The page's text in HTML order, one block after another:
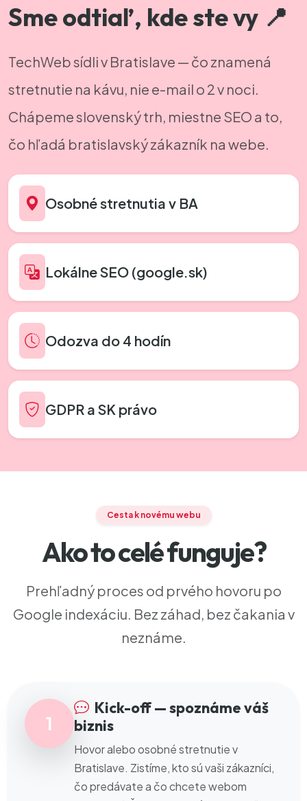
Sme odtiaľ, kde ste vy 📍
TechWeb sídli v Bratislave — čo znamená
stretnutie na kávu, nie e-mail o 2 v noci.
Chápeme slovenský trh, miestne SEO a to,
čo hľadá bratislavský zákazník na webe.
Osobné stretnutia v BA
Lokálne SEO (google.sk)
Odozva do 4 hodín
GDPR a SK právo
Cesta k novému webu
Ako to celé funguje?
Prehľadný proces od prvého hovoru po
Google indexáciu. Bez záhad, bez čakania v
neznáme.
1
Kick-off — spoznáme váš
biznis
Hovor alebo osobné stretnutie v
Bratislave. Zistíme, kto sú vaši zákazníci,
čo predávate a čo chcete webom